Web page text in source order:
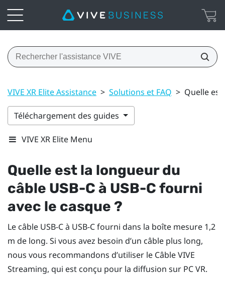
VIVE XR Elite Assistance > Solutions et FAQ > Quelle est
Téléchargement des guides
VIVE XR Elite Menu
Quelle est la longueur du
câble USB-C à USB-C fourni
avec le casque ?
Le câble USB-C à USB-C fourni dans la boîte mesure 1,2
m de long. Si vous avez besoin d’un câble plus long,
nous vous recommandons d’utiliser le Câble VIVE
Streaming, qui est conçu pour la diffusion sur PC VR.